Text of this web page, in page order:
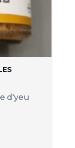
d'yeu